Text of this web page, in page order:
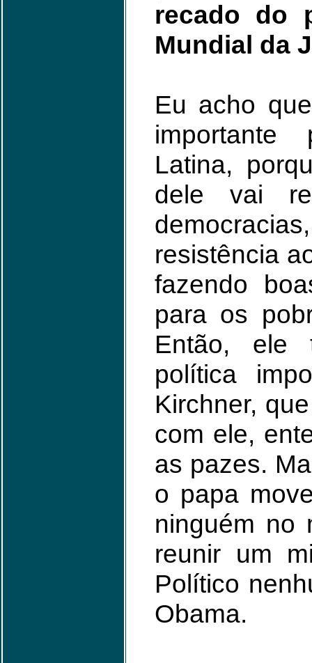
recado do
Mundial da
Eu acho
Latina,
dele vai
resistência
fazendo
para os
Então, ele
política
Kirchner,
com ele,
as pazes.
o papa
ninguém no
reunir um
Político
Obama.